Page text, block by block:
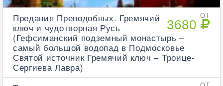
ОТ
3680
Предания Преподобных. Гремячий
ключ и чудотворная Русь
(Гефсиманский подземный монастырь –
самый большой водопад в Подмосковье
Святой источник Гремячий ключ – Троице-
Сергиева Лавра)